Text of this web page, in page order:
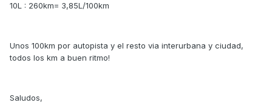
10L : 260km= 3,85L/100km
Unos 100km por autopista y el resto via interurbana y ciudad,
todos los km a buen ritmo!
Saludos,